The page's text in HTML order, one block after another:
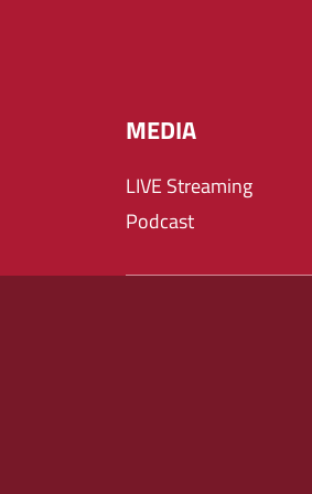
MEDIA
LIVE Streaming
Podcast